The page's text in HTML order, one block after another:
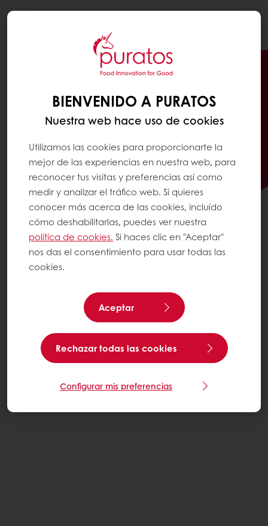
¡COMPRA NUESTROS
PRODUCTOS ONLINE CON
Pide tus productos Puratos favoritos fácilmente, donde
quieras y cuando quieras.
Descárgatela ahora
BIENVENIDO A PURATOS
Nuestra web hace uso de cookies
Utilizamos las cookies para proporcionarte la
mejor de las experiencias en nuestra web, para
reconocer tus visitas y preferencias así como
medir y analizar el tráfico web. Si quieres
conocer más acerca de las cookies, incluído
cómo deshabilitarlas, puedes ver nuestra
política de cookies. Si haces clic en "Aceptar"
nos das el consentimiento para usar todas las
cookies.
Aceptar
Rechazar todas las cookies
Configurar mis preferencias